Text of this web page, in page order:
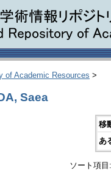
of Academic Resources >
Saea
移
あ
ソート項目: